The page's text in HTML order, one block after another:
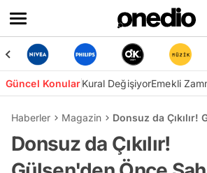
Güncel KonularKural DeğişiyorEmekli
Haberler Magazin Donsuz da
Donsuz da Çıkılır!